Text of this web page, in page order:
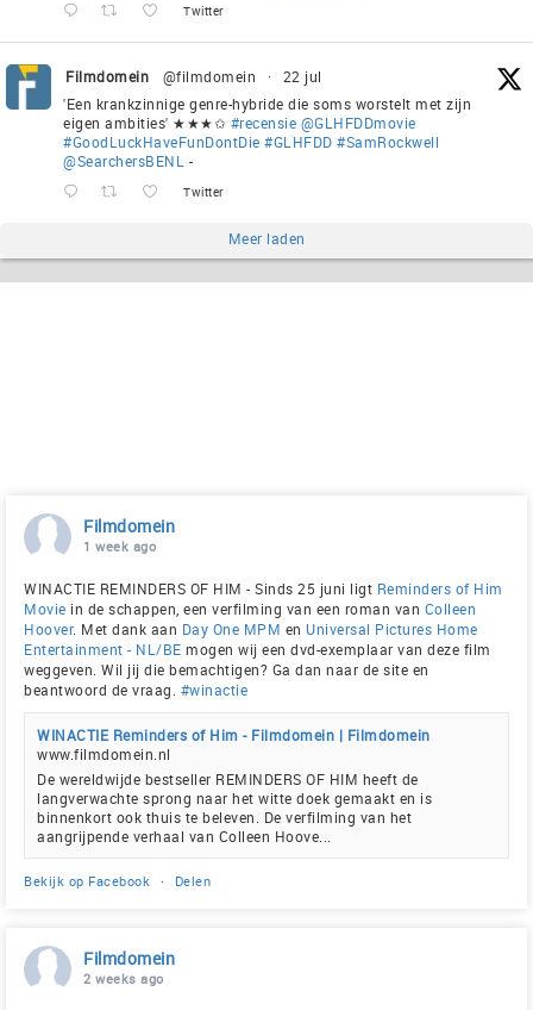
Twitter
Filmdomein @filmdomein ·
22 jul
'Een krankzinnige genre-hybride die soms worstelt met zijn
eigen ambities' ★★★✩ #recensie @GLHFDDmovie
#GoodLuckHaveFunDontDie #GLHFDD #SamRockwell
@SearchersBENL -
Twitter
Meer laden
Filmdomein
1 week ago
WINACTIE REMINDERS OF HIM - Sinds 25 juni ligt Reminders of Him
Movie in de schappen, een verfilming van een roman van Colleen
Hoover. Met dank aan Day One MPM en Universal Pictures Home
Entertainment - NL/BE mogen wij een dvd-exemplaar van deze film
weggeven. Wil jij die bemachtigen? Ga dan naar de site en
beantwoord de vraag. #winactie
WINACTIE Reminders of Him - Filmdomein | Filmdomein
www.filmdomein.nl
De wereldwijde bestseller REMINDERS OF HIM heeft de
langverwachte sprong naar het witte doek gemaakt en is
binnenkort ook thuis te beleven. De verfilming van het
aangrijpende verhaal van Colleen Hoove...
Bekijk op Facebook · Delen
Filmdomein
2 weeks ago